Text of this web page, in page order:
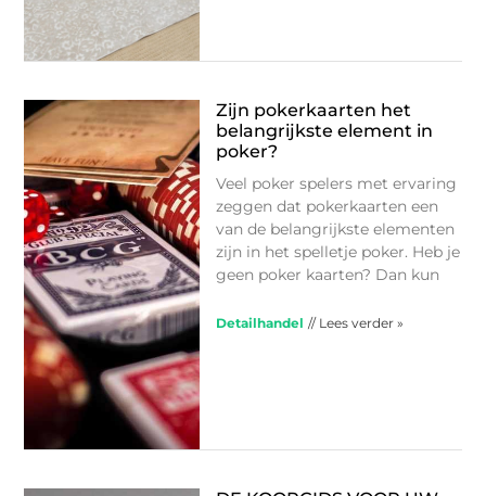
Zijn pokerkaarten het
belangrijkste element in
poker?
Veel poker spelers met ervaring
zeggen dat pokerkaarten een
van de belangrijkste elementen
zijn in het spelletje poker. Heb je
geen poker kaarten? Dan kun
Detailhandel // Lees verder »